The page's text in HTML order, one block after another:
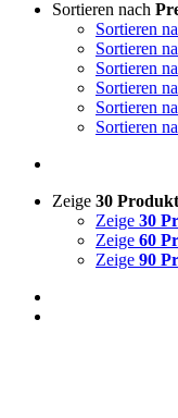
Sortieren nach
Sortieren
Sortieren
Sortieren
Sortieren
Sortieren
Sortieren
Zeige 30
Zeige 30
Zeige 60
Zeige 90